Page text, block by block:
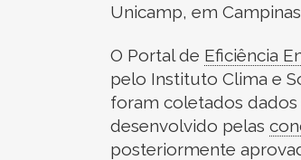
Unicamp, em
O Portal de Eficiência
pelo Instituto Clima e
foram coletados
desenvolvido pelas
posteriormente